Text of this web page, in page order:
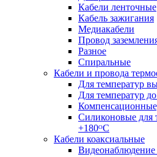
Кабели ленточные
Кабель зажигания
Медиакабели
Провод
Разное
Спиральные
Кабели и провода
Для температур
Для температур
Силиконовые для
+180ᴼС
Кабели коаксиальные